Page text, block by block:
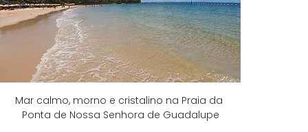
Mar calmo, morno e cristalino na Praia da
Ponta de Nossa Senhora de Guadalupe